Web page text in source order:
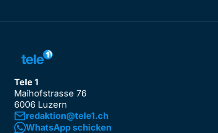
Tele 1
Maihofstrasse 76
6006 Luzern
redaktion@tele1.ch
WhatsApp schicken